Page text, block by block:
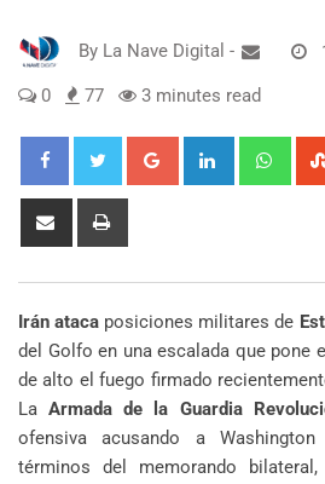
By La Nave Digital -
0 77 3 minutes read
Google+ LinkedIn
Share
Irán ataca posiciones militares de
del Golfo en una escalada que pone
de alto el fuego firmado
LaArmada de la Guardia
ofensiva acusando a
términos del memorando